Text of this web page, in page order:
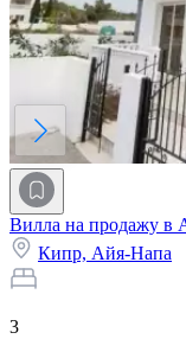
Вилла на продажу в
Кипр, Айя-Напа
3